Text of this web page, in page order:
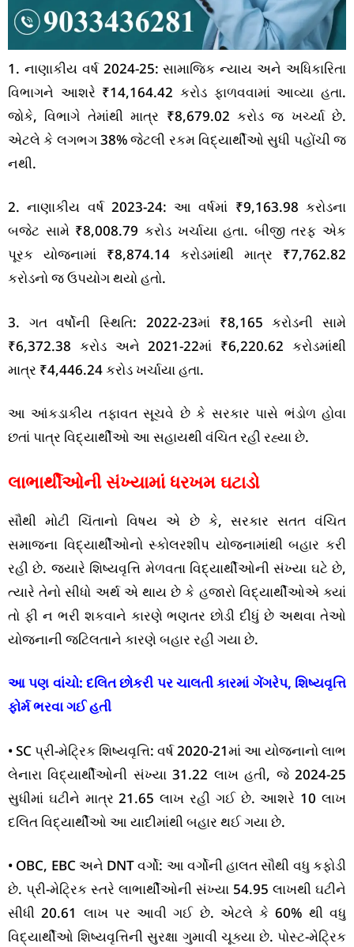
1. નાણાકીય વર્ષ 2024-25: સામાજિક ન્યાય અને અધિકારિતા
વિભાગને આશરે ₹14,164.42 કરોડ ફાળવવામાં આવ્યા હતા.
જોકે, વિભાગે તેમાંથી માત્ર ₹8,679.02 કરોડ જ ખર્ચ્યા છે.
એટલે કે લગભગ 38% જેટલી રકમ વિદ્યાર્થીઓ સુધી પહોંચી જ
નથી.
2. નાણાકીય વર્ષ 2023-24: આ વર્ષમાં ₹9,163.98 કરોડના
બજેટ સામે ₹8,008.79 કરોડ ખર્ચાયા હતા. બીજી તરફ એક
પૂરક યોજનામાં ₹8,874.14 કરોડમાંથી માત્ર ₹7,762.82
કરોડનો જ ઉપયોગ થયો હતો.
3. ગત વર્ષોની સ્થિતિ: 2022-23માં ₹8,165 કરોડની સામે
₹6,372.38 કરોડ અને 2021-22માં ₹6,220.62 કરોડમાંથી
માત્ર ₹4,446.24 કરોડ ખર્ચાયા હતા.
આ આંકડાકીય તફાવત સૂચવે છે કે સરકાર પાસે ભંડોળ હોવા
છતાં પાત્ર વિદ્યાર્થીઓ આ સહાયથી વંચિત રહી રહ્યા છે.
લાભાર્થીઓની સંખ્યામાં ધરખમ ઘટાડો
સૌથી મોટી ચિંતાનો વિષય એ છે કે, સરકાર સતત વંચિત
સમાજના વિદ્યાર્થીઓનો સ્કોલરશીપ યોજનામાંથી બહાર કરી
રહી છે. જ્યારે શિષ્યવૃત્તિ મેળવતા વિદ્યાર્થીઓની સંખ્યા ઘટે છે,
ત્યારે તેનો સીધો અર્થ એ થાય છે કે હજારો વિદ્યાર્થીઓએ ક્યાં
તો ફી ન ભરી શકવાને કારણે ભણતર છોડી દીધું છે અથવા તેઓ
યોજનાની જટિલતાને કારણે બહાર રહી ગયા છે.
આ પણ વાંચો: દલિત છોકરી પર ચાલતી કારમાં ગેંગરેપ, શિષ્યવૃત્તિ
ફોર્મ ભરવા ગઈ હતી
• SC પ્રી-મેટ્રિક શિષ્યવૃત્તિ: વર્ષ 2020-21માં આ યોજનાનો લાભ
લેનારા વિદ્યાર્થીઓની સંખ્યા 31.22 લાખ હતી, જે 2024-25
સુધીમાં ઘટીને માત્ર 21.65 લાખ રહી ગઈ છે. આશરે 10 લાખ
દલિત વિદ્યાર્થીઓ આ યાદીમાંથી બહાર થઈ ગયા છે.
• OBC, EBC અને DNT વર્ગો: આ વર્ગોની હાલત સૌથી વધુ કફોડી
છે. પ્રી-મેટ્રિક સ્તરે લાભાર્થીઓની સંખ્યા 54.95 લાખથી ઘટીને
સીધી 20.61 લાખ પર આવી ગઈ છે. એટલે કે 60% થી વધુ
વિદ્યાર્થીઓ શિષ્યવૃત્તિની સુરક્ષા ગુમાવી ચૂક્યા છે. પોસ્ટ-મેટ્રિક